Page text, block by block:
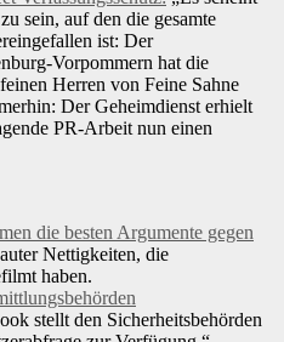
sein, auf den die gesamte
ist: Der
Vorpommern hat die
Herren von Feine Sahne
Der Geheimdienst erhielt
PR-Arbeit nun einen
die besten Argumente gegen
Nettigkeiten, die
haben.
stellt den Sicherheitsbehörden